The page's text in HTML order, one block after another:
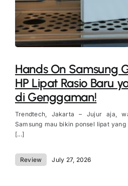
Hands On Samsung
HP Lipat Rasio Baru
di Genggaman!
Trendtech, Jakarta – Jujur aja,
Samsung mau bikin ponsel lipat
[...]
Review July 27, 2026